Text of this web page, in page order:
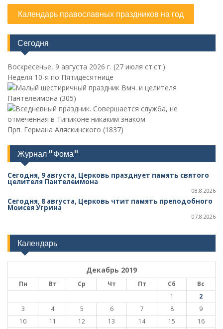
Календарь православных праздников на год
Сегодня
Воскресенье, 9 августа 2026 г. (27 июля ст.ст.)
Неделя 10-я по Пятидесятнице
Вмч. и целителя
Пантелеимона (305)
Прп. Германа Аляскинского (1837)
Журнал "Фома"
Сегодня, 9 августа, Церковь празднует память святого
целителя Пантелеимона
08.8.2026
Сегодня, 8 августа, Церковь чтит память преподобного
Моисея Угрина
07.8.2026
Календарь
Декабрь 2019
Пн Вт Ср Чт Пт Сб
Вс
1
2
3
4 5 6 7 8
9
10
11 12 13 14 15
16